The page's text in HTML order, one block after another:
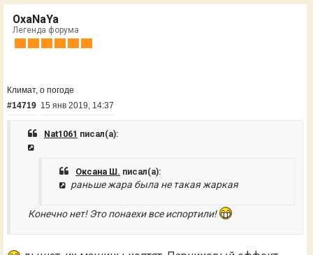
OxaNaYa
Легенда форума
Климат, о погоде
#14719 15 янв 2019, 14:37
Nat1061 писал(а):
Оксана Ш. писал(а):
раньше жара была не такая жаркая
Конечно нет! Это понаехи все испортили!